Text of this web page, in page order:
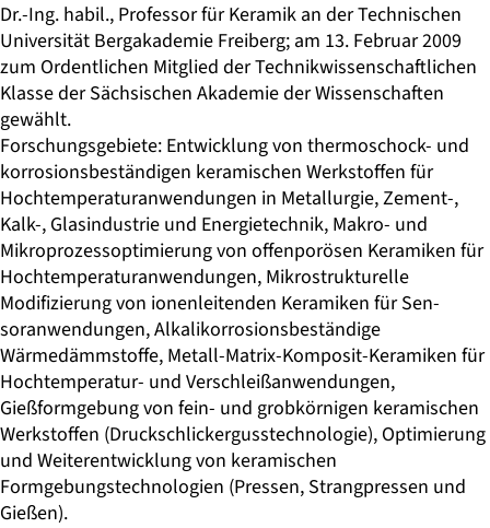
Dr.-Ing. habil., Professor für Keramik an der Technischen
Universität Bergakademie Freiberg; am 13. Februar 2009
zum Ordentlichen Mitglied der Technikwissenschaftlichen
Klasse der Sächsischen Akademie der Wissenschaften
gewählt.
Forschungsgebiete: Entwicklung von thermoschock- und
korrosionsbeständi­gen keramischen Werkstoffen für
Hochtemperaturanwendungen in Metallur­gie, Zement-,
Kalk-, Glasindustrie und Energietechnik, Makro- und
Mikropro­zessoptimierung von offenporösen Keramiken für
Hochtemperaturanwendun­gen, Mikrostrukturelle
Modifizierung von ionenleitenden Keramiken für Sen­
soranwendungen, Alkalikorrosionsbeständige
Wärmedämmstoffe, Metall-Mat­rix-Komposit-Keramiken für
Hochtemperatur- und Verschleißanwendungen,
Gießformgebung von fein- und grobkörnigen keramischen
Werkstoffen (Druckschlickergusstechnologie), Optimierung
und Weiterentwicklung von ke­ramischen
Formgebungstechnologien (Pressen, Strangpressen und
Gießen).